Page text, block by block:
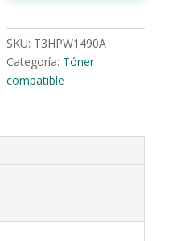
SKU: T3HPW1490A
Categoría: Tóner
compatible